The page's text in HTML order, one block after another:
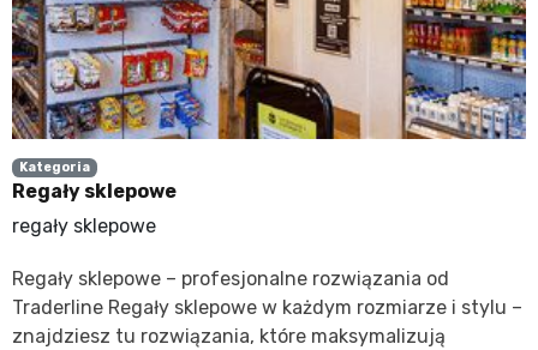
Kategoria
Regały sklepowe
regały sklepowe
Regały sklepowe – profesjonalne rozwiązania od
Traderline Regały sklepowe w każdym rozmiarze i stylu –
znajdziesz tu rozwiązania, które maksymalizują